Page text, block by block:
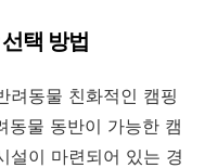
택 방법
려동물 친화적인 캠핑
동물 동반이 가능한 캠
설이 마련되어 있는 경